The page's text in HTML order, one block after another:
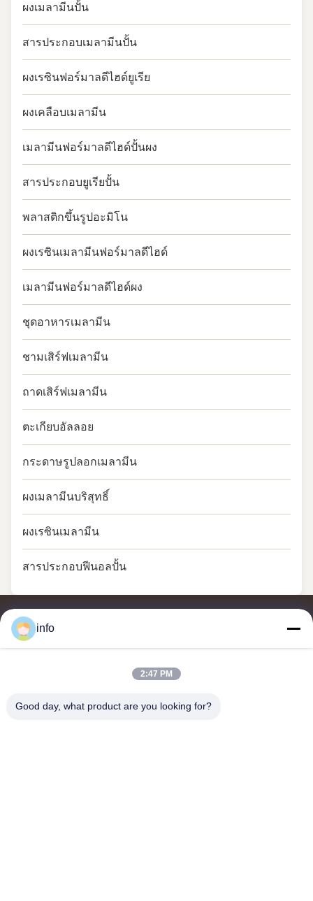
ผงเมลามีนปั้น
สารประกอบเมลามีนปั้น
ผงเรซินฟอร์มาลดีไฮด์ยูเรีย
ผงเคลือบเมลามีน
เมลามีนฟอร์มาลดีไฮด์ปั้นผง
สารประกอบยูเรียปั้น
พลาสติกขึ้นรูปอะมิโน
ผงเรซินเมลามีนฟอร์มาลดีไฮด์
เมลามีนฟอร์มาลดีไฮด์ผง
ชุดอาหารเมลามีน
ชามเสิร์ฟเมลามีน
ถาดเสิร์ฟเมลามีน
ตะเกียบอัลลอย
กระดาษรูปลอกเมลามีน
ผงเมลามีนบริสุทธิ์
ผงเรซินเมลามีน
สารประกอบฟีนอลปั้น
ลาไมน์ โมลด์ผสม, เมลาไมน์ โมลด์ปู๊ดกระจก, เมลาไมน์ เครื่องครัว,
info
2:47 PM
Good day, what product are you looking for?